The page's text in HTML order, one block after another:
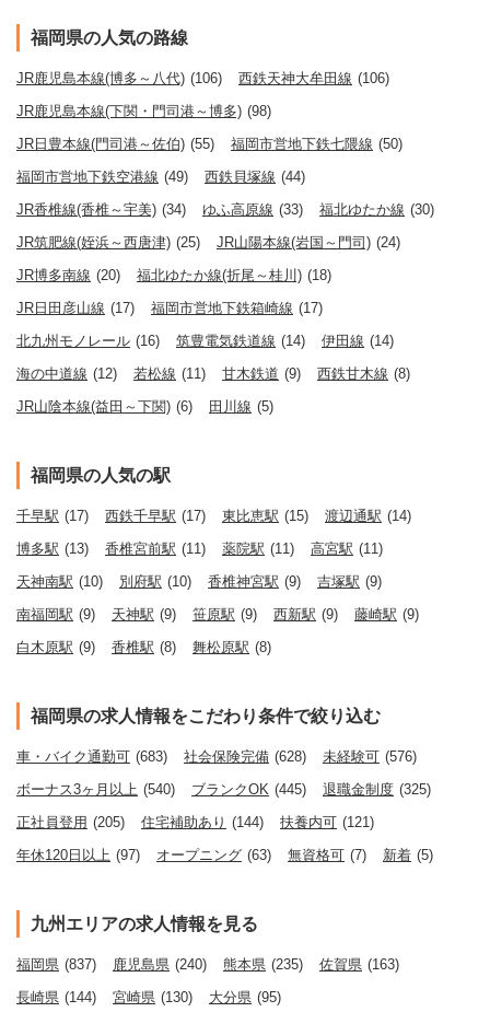
福岡県の人気の路線
JR鹿児島本線(博多～八代) (106) 西鉄天神大牟田線 (106)
JR鹿児島本線(下関・門司港～博多) (98)
JR日豊本線(門司港～佐伯) (55) 福岡市営地下鉄七隈線 (50)
福岡市営地下鉄空港線 (49) 西鉄貝塚線 (44)
JR香椎線(香椎～宇美) (34) ゆふ高原線 (33) 福北ゆたか線 (30)
JR筑肥線(姪浜～西唐津) (25) JR山陽本線(岩国～門司) (24)
JR博多南線 (20) 福北ゆたか線(折尾～桂川) (18)
JR日田彦山線 (17) 福岡市営地下鉄箱崎線 (17)
北九州モノレール (16) 筑豊電気鉄道線 (14) 伊田線 (14)
海の中道線 (12) 若松線 (11) 甘木鉄道 (9) 西鉄甘木線 (8)
JR山陰本線(益田～下関) (6) 田川線 (5)
福岡県の人気の駅
千早駅 (17) 西鉄千早駅 (17) 東比恵駅 (15) 渡辺通駅 (14)
博多駅 (13) 香椎宮前駅 (11) 薬院駅 (11) 高宮駅 (11)
天神南駅 (10) 別府駅 (10) 香椎神宮駅 (9) 吉塚駅 (9)
南福岡駅 (9) 天神駅 (9) 笹原駅 (9) 西新駅 (9) 藤崎駅 (9)
白木原駅 (9) 香椎駅 (8) 舞松原駅 (8)
福岡県の求人情報をこだわり条件で絞り込む
車・バイク通勤可 (683) 社会保険完備 (628) 未経験可 (576)
ボーナス3ヶ月以上 (540) ブランクOK (445) 退職金制度 (325)
正社員登用 (205) 住宅補助あり (144) 扶養内可 (121)
年休120日以上 (97) オープニング (63) 無資格可 (7) 新着 (5)
九州エリアの求人情報を見る
福岡県 (837) 鹿児島県 (240) 熊本県 (235) 佐賀県 (163)
長崎県 (144) 宮崎県 (130) 大分県 (95)